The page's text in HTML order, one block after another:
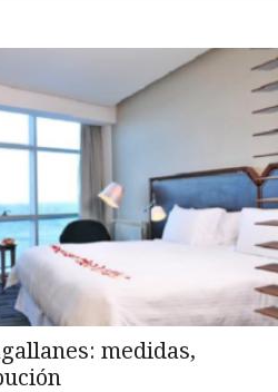
medidas,